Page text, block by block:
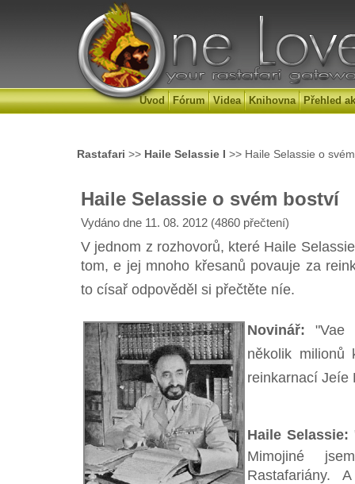
Úvod Fórum Videa Knihovna Přehled
Rastafari >> Haile Selassie I >> Haile Selassie o svém
Haile Selassie o svém boství
Vydáno dne 11. 08. 2012 (4860 přečtení)
V jednom z rozhovorů, které Haile
tom, e jej mnoho křesanů povauje za
to císař odpověděl si přečtěte níe.
Novinář:
několik milionů
reinkarnací
Haile Selassie:
Mimojiné
Rastafariány.